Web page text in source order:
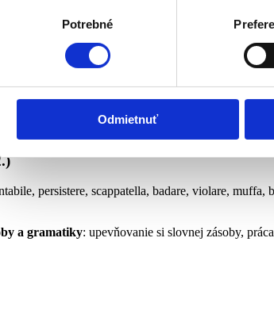
Potrebné
Odmietnuť
ingresso, guinzaglio, spavento, bocciatura,
…
a gramatiky
: práca s textom, konštrukcia fare/
persistere, scappatella, badare, violare,
a gramatiky: upevňovanie si slovnej zásoby,